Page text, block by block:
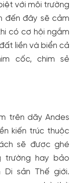
với môi trường
đến đây sẽ cảm
có cơ hội ngắm
liền và biển cả
cốc, chim sẻ
trên dãy Andes
kiến trúc thuộc
sẽ được ghé
trường hay bảo
Di sản Thế giới.